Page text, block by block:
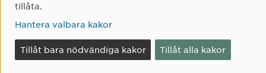
tillåta.
Hantera valbara kakor
Tillåt bara nödvändiga kakor Tillåt alla kakor